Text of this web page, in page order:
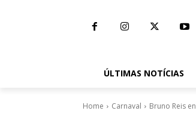
ÚLTIMAS NOTÍCIAS
Home Carnaval Bruno Reis